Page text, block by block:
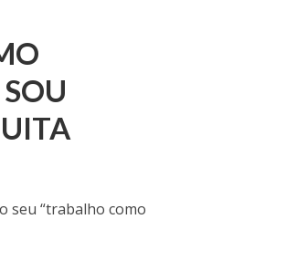
seu “trabalho como